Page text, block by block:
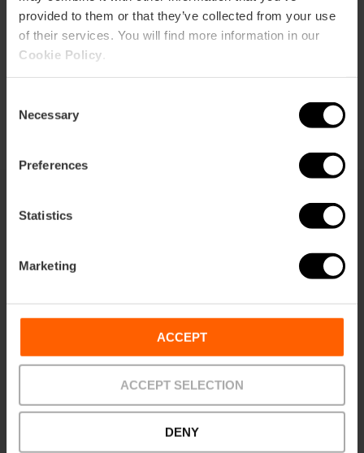
provided to them or that they’ve collected from your use
of their services. You will find more information in our
Cookie Policy
Selection
Necessary
Preferences
Statistics
Marketing
ACCEPT
ACCEPT SELECTION
DENY